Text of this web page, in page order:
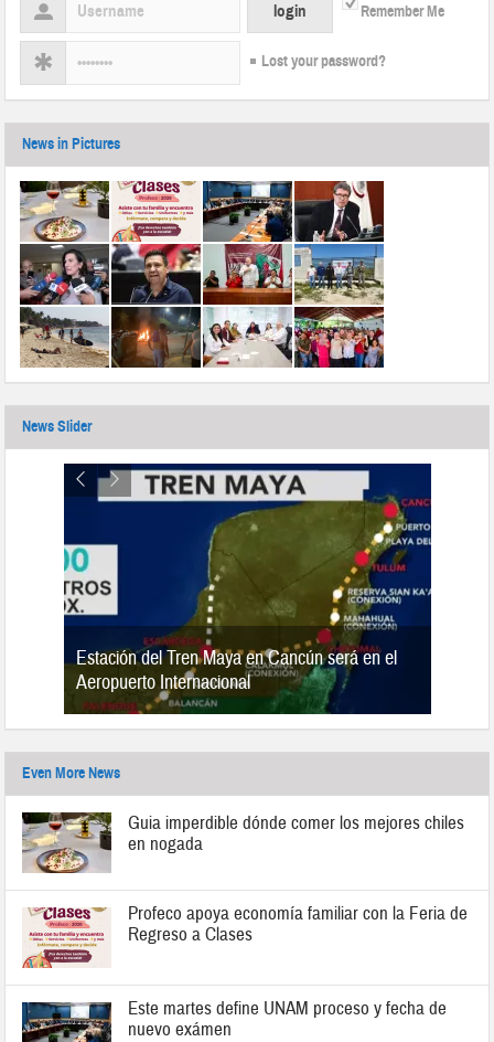
Remember Me
Lost your password?
News in Pictures
News Slider
Estación del Tren Maya en Cancún será en el
Aeropuerto Internacional
Even More News
Guia imperdible dónde comer los mejores chiles
en nogada
Profeco apoya economía familiar con la Feria de
Regreso a Clases
Este martes define UNAM proceso y fecha de
nuevo exámen